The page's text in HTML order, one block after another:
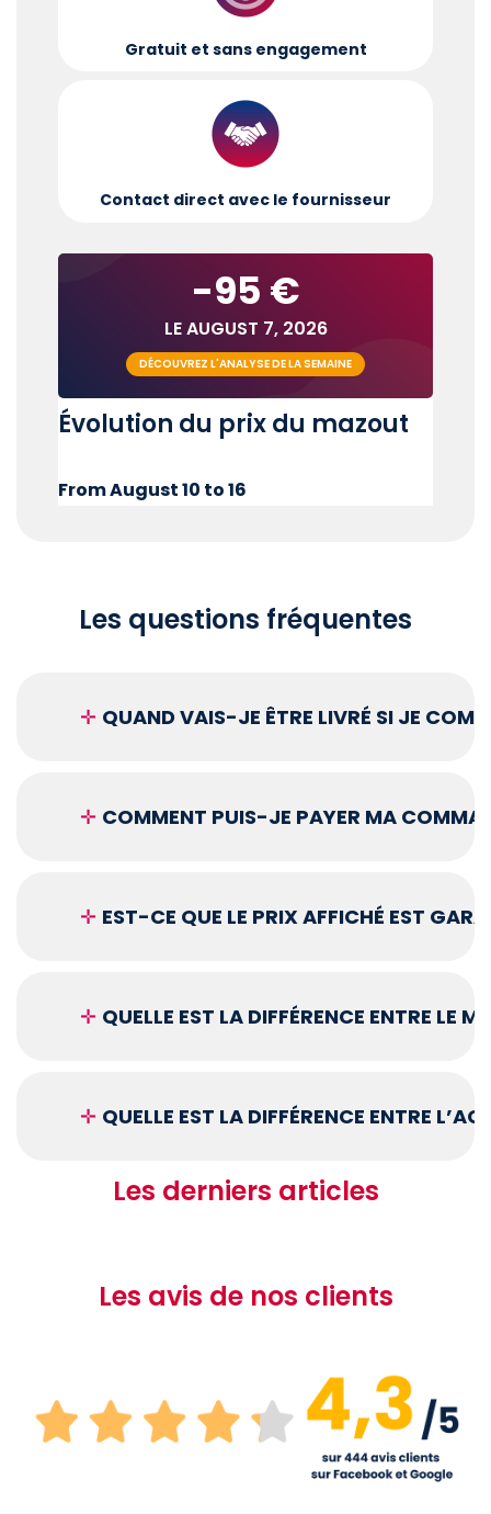
Gratuit et sans engagement
Contact direct avec le fournisseur
-95 €
LE AUGUST 7, 2026
DÉCOUVREZ L'ANALYSE DE LA SEMAINE
Évolution du prix du mazout
From August 10 to 16
Les questions fréquentes
✛ QUAND VAIS-JE ÊTRE LIVRÉ SI JE
✛ COMMENT PUIS-JE PAYER MA
✛ EST-CE QUE LE PRIX AFFICHÉ EST
✛ QUELLE EST LA DIFFÉRENCE ENTRE LE
✛ QUELLE EST LA DIFFÉRENCE ENTRE
Les derniers articles
Les avis de nos clients